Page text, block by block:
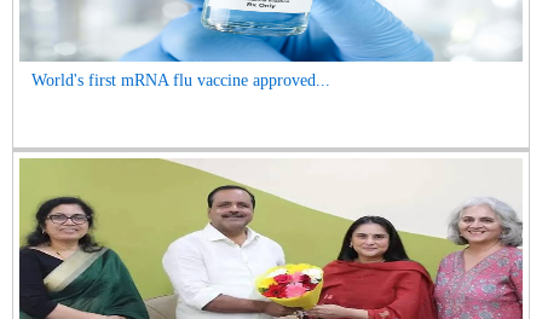
World's first mRNA flu vaccine approved...